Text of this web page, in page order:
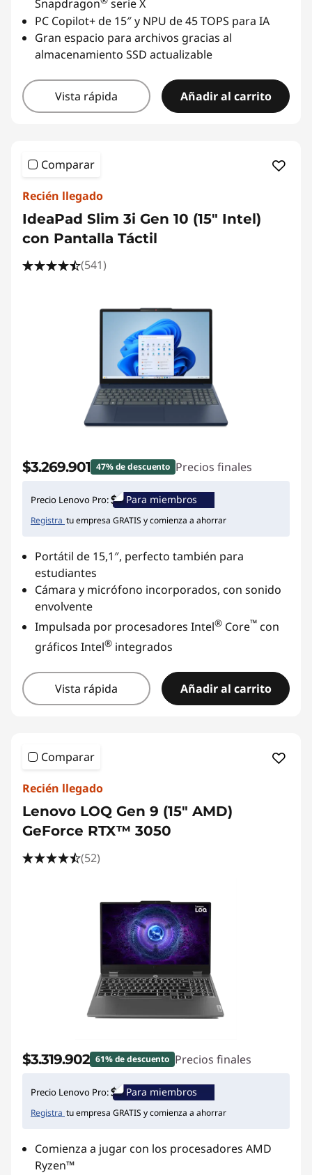
Snapdragon
serie X
PC Copilot+ de 15″ y NPU de 45 TOPS para IA
Gran espacio para archivos gracias al
almacenamiento SSD actualizable
Vista rápida Añadir al carrito
Comparar
Recién llegado
IdeaPad Slim 3i Gen 10 (15" Intel)
con Pantalla Táctil
(541)
$3.269.901 47% de descuento Precios finales
Precio Lenovo Pro: Para miembros
Registra tu empresa GRATIS y comienza a ahorrar
Portátil de 15,1″, perfecto también para
estudiantes
Cámara y micrófono incorporados, con sonido
envolvente
Impulsada por procesadores Intel® Core™ con
gráficos Intel® integrados
Vista rápida Añadir al carrito
Comparar
Recién llegado
Lenovo LOQ Gen 9 (15" AMD)
GeForce RTX™ 3050
(52)
$3.319.902 61% de descuento Precios finales
Precio Lenovo Pro: Para miembros
Registra tu empresa GRATIS y comienza a ahorrar
Comienza a jugar con los procesadores AMD
Ryzen™